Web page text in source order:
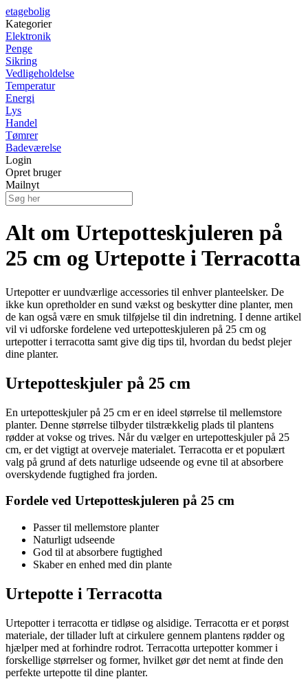
etagebolig
Kategorier
Elektronik
Penge
Sikring
Vedligeholdelse
Temperatur
Energi
Lys
Handel
Tømrer
Badeværelse
Login
Opret bruger
Mailnyt
Alt om Urtepotteskjuleren på
25 cm og Urtepotte i Terracotta
Urtepotter er uundværlige accessories til enhver planteelsker. De
ikke kun opretholder en sund vækst og beskytter dine planter, men
de kan også være en smuk tilføjelse til din indretning. I denne artikel
vil vi udforske fordelene ved urtepotteskjuleren på 25 cm og
urtepotter i terracotta samt give dig tips til, hvordan du bedst plejer
dine planter.
Urtepotteskjuler på 25 cm
En urtepotteskjuler på 25 cm er en ideel størrelse til mellemstore
planter. Denne størrelse tilbyder tilstrækkelig plads til plantens
rødder at vokse og trives. Når du vælger en urtepotteskjuler på 25
cm, er det vigtigt at overveje materialet. Terracotta er et populært
valg på grund af dets naturlige udseende og evne til at absorbere
overskydende fugtighed fra jorden.
Fordele ved Urtepotteskjuleren på 25 cm
Passer til mellemstore planter
Naturligt udseende
God til at absorbere fugtighed
Skaber en enhed med din plante
Urtepotte i Terracotta
Urtepotter i terracotta er tidløse og alsidige. Terracotta er et porøst
materiale, der tillader luft at cirkulere gennem plantens rødder og
hjælper med at forhindre rodrot. Terracotta urtepotter kommer i
forskellige størrelser og former, hvilket gør det nemt at finde den
perfekte urtepotte til dine planter.